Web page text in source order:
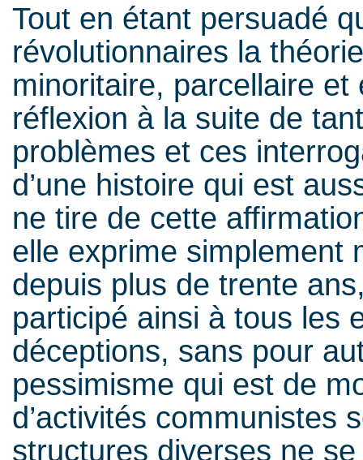
Tout en étant persuadé
révolutionnaires la
minoritaire, parcellaire et
réflexion à la suite de
problèmes et ces
d’une histoire qui est
ne tire de cette
elle exprime simplement
depuis plus de trente
participé ainsi à tous les
déceptions, sans pour
pessimisme qui est de
d’activités communistes
structures diverses ne